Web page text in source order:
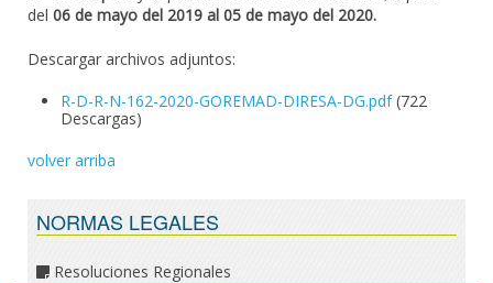
del 06 de mayo del 2019 al 05 de mayo del 2020.
Descargar archivos adjuntos:
R-D-R-N-162-2020-GOREMAD-DIRESA-DG.pdf (722
Descargas)
volver arriba
NORMAS LEGALES
Resoluciones Regionales